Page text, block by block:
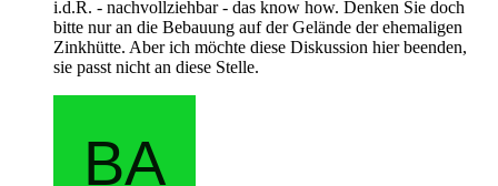
i.d.R. - nachvollziehbar - das know how. Denken Sie doch
bitte nur an die Bebauung auf der Gelände der ehemaligen
Zinkhütte. Aber ich möchte diese Diskussion hier beenden,
sie passt nicht an diese Stelle.